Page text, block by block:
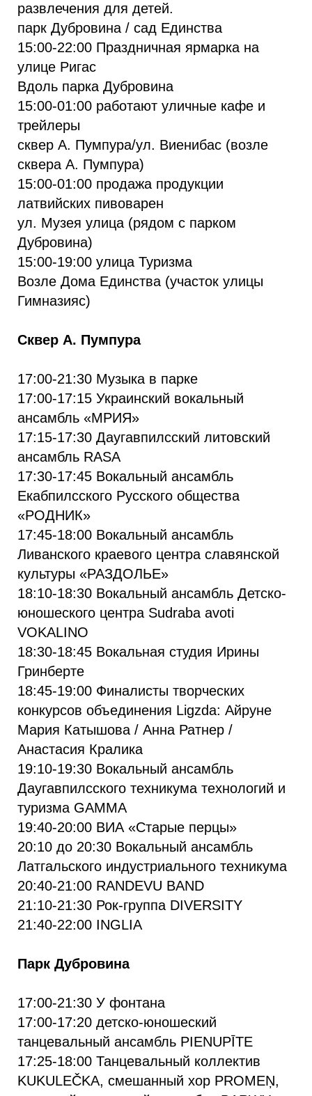
развлечения для детей.
парк Дубровина / сад Единства
15:00-22:00 Праздничная ярмарка на
улице Ригас
Вдоль парка Дубровина
15:00-01:00 работают уличные кафе и
трейлеры
сквер А. Пумпура/ул. Виенибас (возле
сквера А. Пумпура)
15:00-01:00 продажа продукции
латвийских пивоварен
ул. Музея улица (рядом с парком
Дубровина)
15:00-19:00 улица Туризма
Возле Дома Единства (участок улицы
Гимназияс)
Сквер А. Пумпура
17:00-21:30 Музыка в парке
17:00-17:15 Украинский вокальный
ансамбль «МРИЯ»
17:15-17:30 Даугавпилсский литовский
ансамбль RASA
17:30-17:45 Вокальный ансамбль
Екабпилсского Русского общества
«РОДНИК»
17:45-18:00 Вокальный ансамбль
Ливанского краевого центра славянской
культуры «РАЗДОЛЬЕ»
18:10-18:30 Вокальный ансамбль Детско-
юношеского центра Sudraba avoti
VOKALINO
18:30-18:45 Вокальная студия Ирины
Гринберте
18:45-19:00 Финалисты творческих
конкурсов объединения Ligzda: Айруне
Мария Катышова / Анна Ратнер /
Анастасия Кралика
19:10-19:30 Вокальный ансамбль
Даугавпилсского техникума технологий и
туризма GAMMA
19:40-20:00 ВИА «Старые перцы»
20:10 до 20:30 Вокальный ансамбль
Латгальского индустриального техникума
20:40-21:00 RANDEVU BAND
21:10-21:30 Рок-группа DIVERSITY
21:40-22:00 INGLIA
Парк Дубровина
17:00-21:30 У фонтана
17:00-17:20 детско-юношеский
танцевальный ансамбль PIENUPĪTE
17:25-18:00 Танцевальный коллектив
KUKULEČKA, смешанный хор PROMEŅ,